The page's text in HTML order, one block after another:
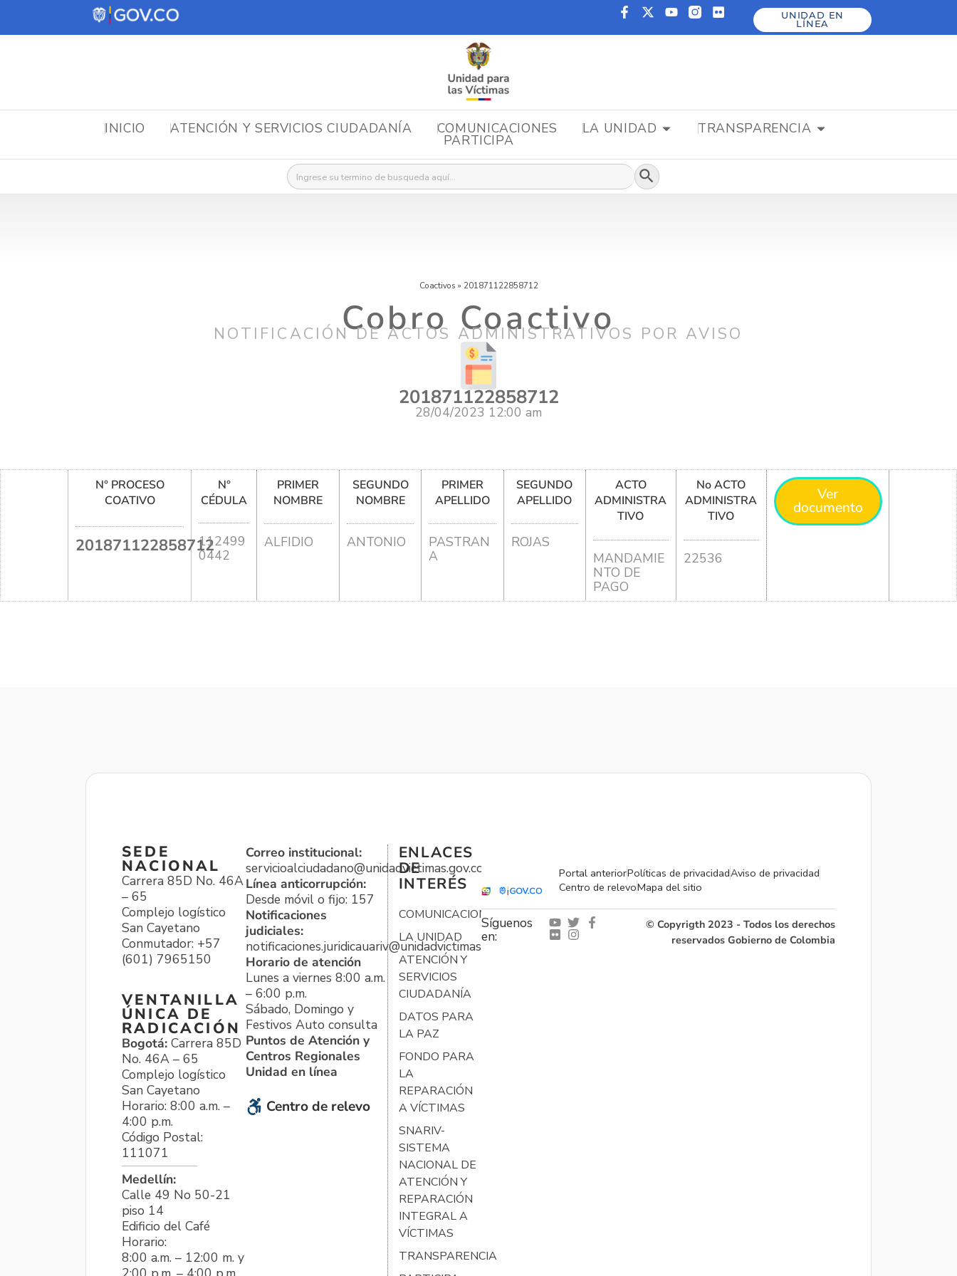
UNIDAD EN
LÍNEA
INICIO ATENCIÓN Y SERVICIOS CIUDADANÍA COMUNICACIONES LA UNIDAD TRANSPARENCIA
PARTICIPA
Buscar: Botón de búsqueda
Coactivos » 201871122858712
Cobro Coactivo
NOTIFICACIÓN DE ACTOS ADMINISTRATIVOS POR AVISO
201871122858712
28/04/2023 12:00 am
N° PROCESO
COATIVO
201871122858712
N°
CÉDULA
112499
0442
PRIMER
NOMBRE
ALFIDIO
SEGUNDO
NOMBRE
ANTONIO
PRIMER
APELLIDO
PASTRAN
A
SEGUNDO
APELLIDO
ROJAS
ACTO
ADMINISTRA
TIVO
MANDAMIE
NTO DE
PAGO
No ACTO
ADMINISTRA
TIVO
22536
Ver
documento
SEDE
NACIONAL
Carrera 85D No. 46A
– 65
Complejo logístico
San Cayetano
Conmutador: +57
(601) 7965150
VENTANILLA
ÚNICA DE
RADICACIÓN
Bogotá: Carrera 85D
No. 46A – 65
Complejo logístico
San Cayetano
Horario: 8:00 a.m. –
4:00 p.m.
Código Postal:
111071
Medellín:
Calle 49 No 50-21
piso 14
Edificio del Café
Horario:
8:00 a.m. – 12:00 m. y
Correo institucional:
servicioalciudadano@unidadvictimas.gov.co
Línea anticorrupción:
Desde móvil o fijo: 157
Notificaciones
judiciales:
notificaciones.juridicauariv@unidadvictimas.gov.co
Horario de atención
Lunes a viernes 8:00 a.m.
– 6:00 p.m.
Sábado, Domingo y
Festivos Auto consulta
Puntos de Atención y
Centros Regionales
Unidad en línea
Centro de relevo
ENLACES
DE
INTERÉS
COMUNICACIONES
LA UNIDAD
ATENCIÓN Y
SERVICIOS
CIUDADANÍA
DATOS PARA
LA PAZ
FONDO PARA
LA
REPARACIÓN
A VÍCTIMAS
SNARIV-
SISTEMA
NACIONAL DE
ATENCIÓN Y
REPARACIÓN
INTEGRAL A
VÍCTIMAS
TRANSPARENCIA
Portal anteriorPolíticas de privacidadAviso de privacidad
Centro de relevoMapa del sitio
Síguenos
en:
© Copyrigth 2023 - Todos los derechos
reservados Gobierno de Colombia